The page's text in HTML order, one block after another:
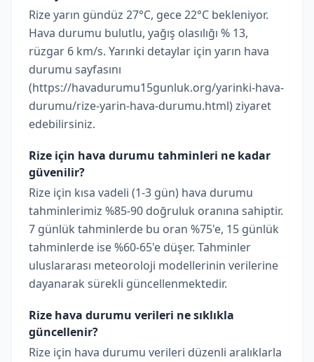
Rize yarın gündüz 27°C, gece 22°C bekleniyor.
Hava durumu bulutlu, yağış olasılığı % 13,
rüzgar 6 km/s. Yarınki detaylar için yarın hava
durumu sayfasını
(https://havadurumu15gunluk.org/yarinki-hava-
durumu/rize-yarin-hava-durumu.html) ziyaret
edebilirsiniz.
Rize için hava durumu tahminleri ne kadar
güvenilir?
Rize için kısa vadeli (1-3 gün) hava durumu
tahminlerimiz %85-90 doğruluk oranına sahiptir.
7 günlük tahminlerde bu oran %75'e, 15 günlük
tahminlerde ise %60-65'e düşer. Tahminler
uluslararası meteoroloji modellerinin verilerine
dayanarak sürekli güncellenmektedir.
Rize hava durumu verileri ne sıklıkla
güncellenir?
Rize için hava durumu verileri düzenli aralıklarla